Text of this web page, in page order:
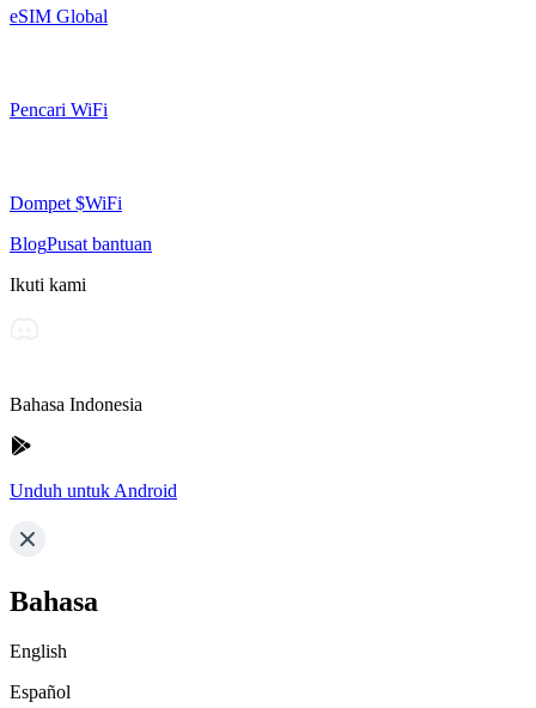
eSIM Global
Pencari WiFi
Dompet $WiFi
BlogPusat bantuan
Ikuti kami
Bahasa Indonesia
Unduh untuk Android
Bahasa
English
Español